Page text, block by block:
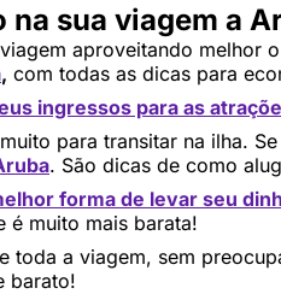
sua viagem a
aproveitando melhor
, com todas as dicas para
ingressos para as
para transitar na ilha.
. São dicas de como
forma de levar seu
é muito mais barata!
toda a viagem, sem
barato!